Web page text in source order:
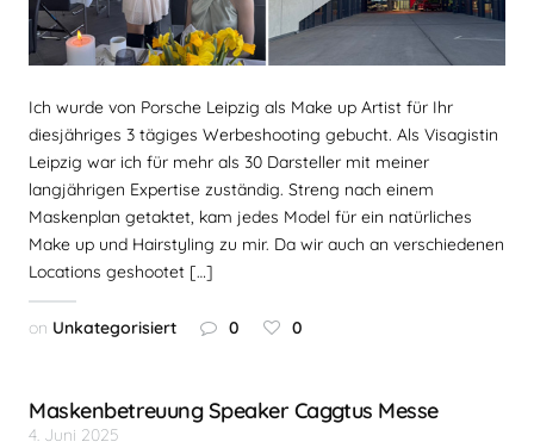
Ich wurde von Porsche Leipzig als Make up Artist für Ihr
diesjähriges 3 tägiges Werbeshooting gebucht. Als Visagistin
Leipzig war ich für mehr als 30 Darsteller mit meiner
langjährigen Expertise zuständig. Streng nach einem
Maskenplan getaktet, kam jedes Model für ein natürliches
Make up und Hairstyling zu mir. Da wir auch an verschiedenen
Locations geshootet […]
on Unkategorisiert 0 0
Maskenbetreuung Speaker Caggtus Messe
4. Juni 2025